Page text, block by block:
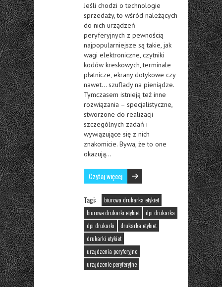
Jeśli chodzi o technologie
sprzedaży, to wśród należących
do nich urządzeń
peryferyjnych z pewnością
najpopularniejsze są takie, jak
wagi elektroniczne, czytniki
kodów kreskowych, terminale
płatnicze, ekrany dotykowe czy
nawet… szuflady na pieniądze.
Tymczasem istnieją też inne
rozwiązania – specjalistyczne,
stworzone do realizacji
szczególnych zadań i
wywiązujące się z nich
znakomicie. Bywa, że to one
okazują…
Czytaj więcej
Tagi:
biurowa drukarka etykiet
biurowe drukarki etykiet
dpi drukarka
dpi drukarki
drukarka etykiet
drukarki etykiet
urządzenia peryferyjne
urządzenie peryferyjne